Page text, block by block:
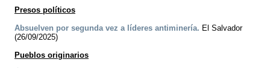
Presos políticos
Absuelven por segunda vez a líderes antiminería. El Salvador
(26/09/2025)
Pueblos originarios